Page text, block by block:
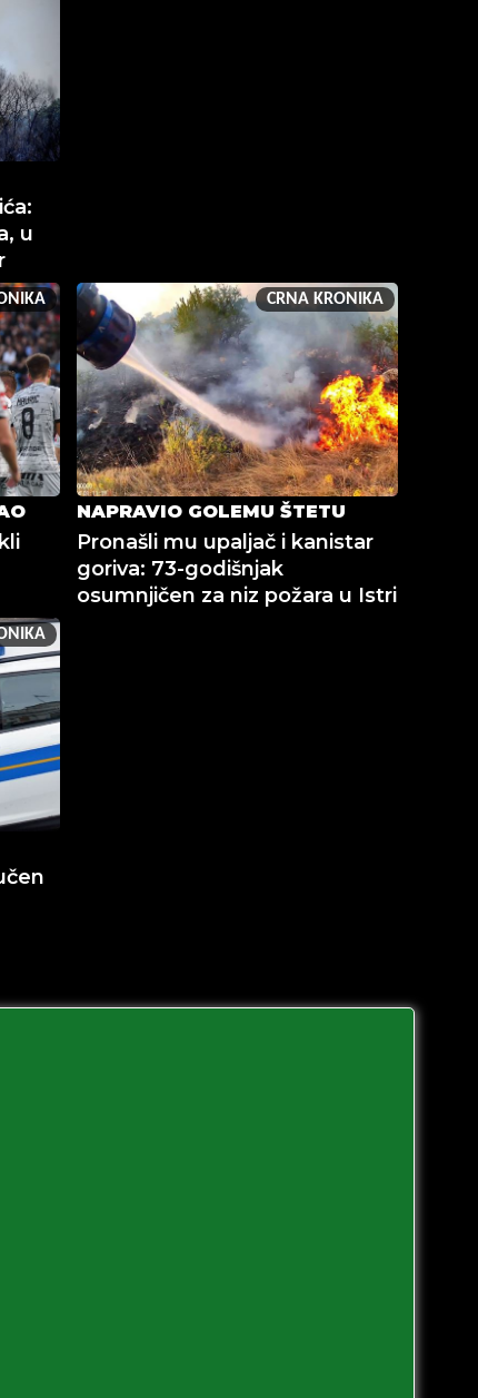
u
CRNA KRONIKA
NAPRAVIO GOLEMU ŠTETU
Pronašli mu upaljač i kanistar
goriva: 73-godišnjak
osumnjičen za niz požara u Istri